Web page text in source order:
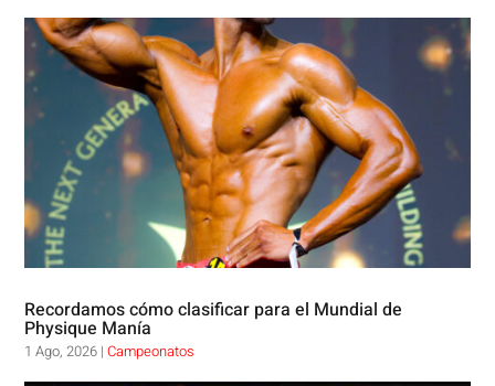
Recordamos cómo clasificar para el Mundial de
Physique Manía
1 Ago, 2026 |Campeonatos